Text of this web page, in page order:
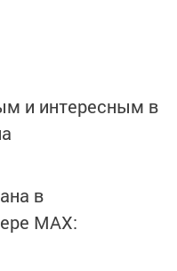
и интересным в
в
MАХ: